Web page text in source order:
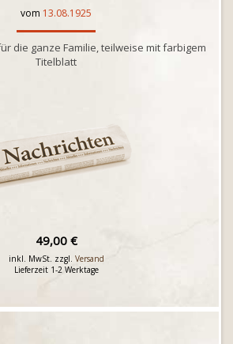
vom 13.08.1925
die ganze Familie, teilweise mit farbigem
Titelblatt
49,00 €
inkl. MwSt. zzgl. Versand
Lieferzeit 1-2 Werktage